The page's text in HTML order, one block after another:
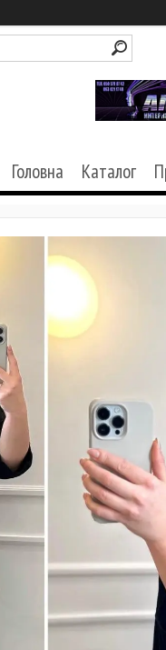
Головна Каталог